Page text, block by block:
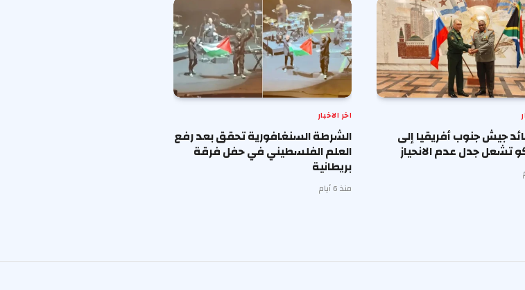
جيش جنوب أفريقيا إلى
جدل عدم الانحياز
اخر الاخبار
الشرطة السنغافورية تحقق بعد رفع
العلم الفلسطيني في حفل فرقة
بريطانية
منذ 6 أيام